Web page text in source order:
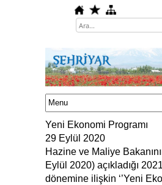
Yeni Ekonomi Programı
29 Eylül 2020
Hazine ve Maliye
Eylül 2020) açıkladığı
dönemine ilişkin ‘’Yeni